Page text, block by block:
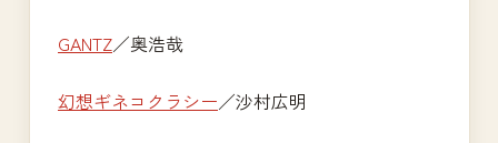
GANTZ／奥浩哉
幻想ギネコクラシー／沙村広明